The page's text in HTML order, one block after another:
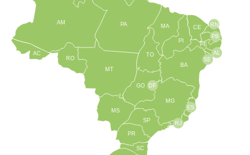
TO
BA
SE
PE
AL
RN
CE
PI
MA
PA
AM
AC
RO
MT
MS
GO
PR
SC
SP
MG
RJ
ES
DF
PB